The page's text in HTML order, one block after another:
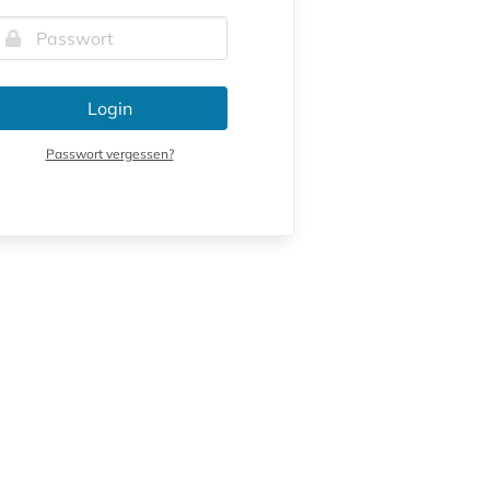
Login
Passwort vergessen?